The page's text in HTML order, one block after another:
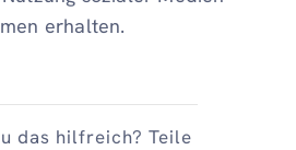
erhalten.
das hilfreich? Teile